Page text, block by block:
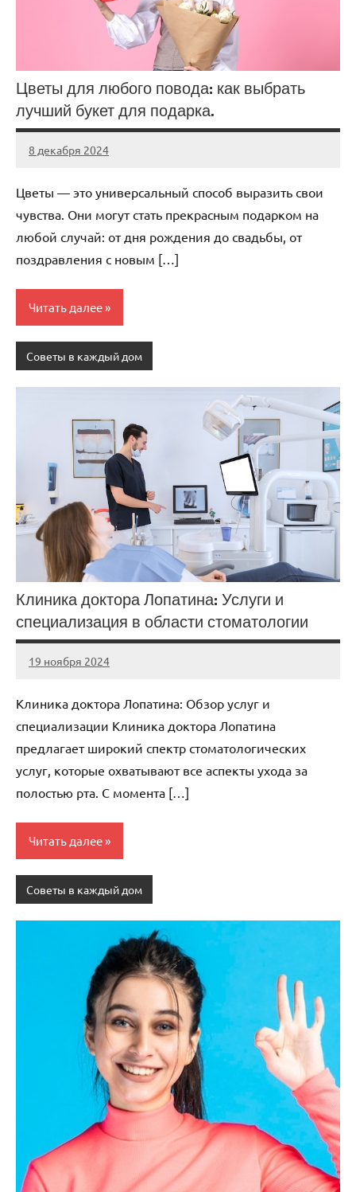
Цветы для любого повода: как выбрать
лучший букет для подарка.
8 декабря 2024
Avtor
Нет
Цветы — это универсальный способ выразить свои
чувства. Они могут стать прекрасным подарком на
любой случай: от дня рождения до свадьбы, от
поздравления с новым […]
Читать далее
Советы в каждый дом
Клиника доктора Лопатина: Услуги и
специализация в области стоматологии
19 ноября 2024
Avtor
Нет
Клиника доктора Лопатина: Обзор услуг и
специализации Клиника доктора Лопатина
предлагает широкий спектр стоматологических
услуг, которые охватывают все аспекты ухода за
полостью рта. С момента […]
Читать далее
Советы в каждый дом